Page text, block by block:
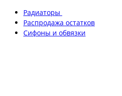
Радиаторы
Распродажа остатков
Сифоны и обвязки